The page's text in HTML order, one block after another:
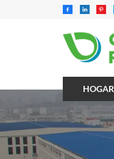
HOGAR